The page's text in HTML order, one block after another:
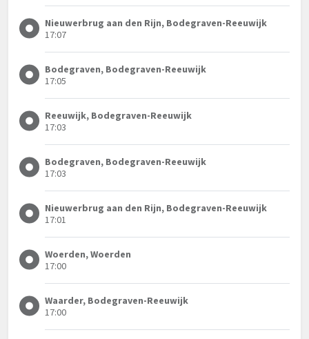
Nieuwerbrug aan den Rijn, Bodegraven-Reeuwijk
17:07
Bodegraven, Bodegraven-Reeuwijk
17:05
Reeuwijk, Bodegraven-Reeuwijk
17:03
Bodegraven, Bodegraven-Reeuwijk
17:03
Nieuwerbrug aan den Rijn, Bodegraven-Reeuwijk
17:01
Woerden, Woerden
17:00
Waarder, Bodegraven-Reeuwijk
17:00